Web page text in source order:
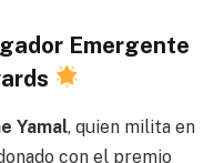
Emergente
Yamal, quien milita en
con el premio